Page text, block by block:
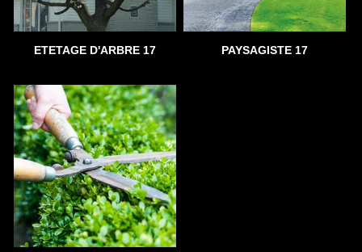
ETETAGE D'ARBRE 17 PAYSAGISTE 17